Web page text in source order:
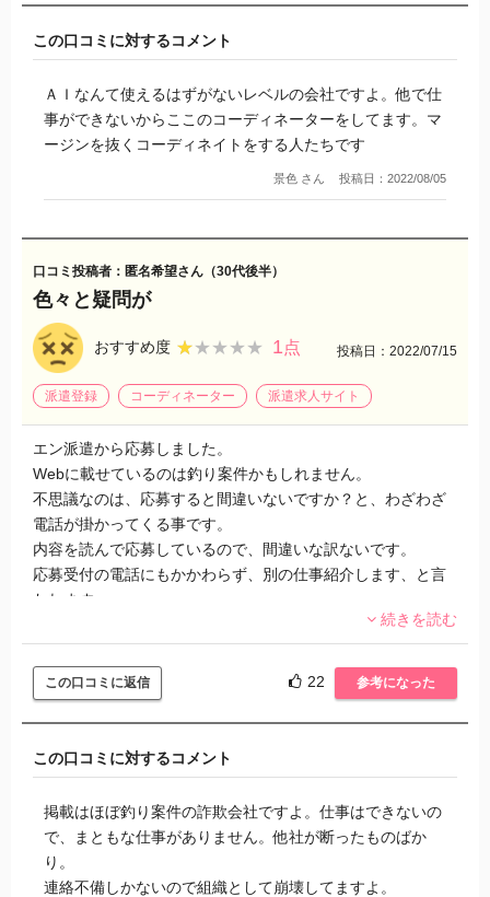
この口コミに対するコメント
ＡＩなんて使えるはずがないレベルの会社ですよ。他で仕
事ができないからここのコーディネーターをしてます。マ
ージンを抜くコーディネイトをする人たちです
景色 さん 投稿日：2022/08/05
口コミ投稿者：匿名希望さん（30代後半）
色々と疑問が
おすすめ度 ★★★★★
★★★★★ 1点 投稿日：2022/07/15
派遣登録 コーディネーター 派遣求人サイト
エン派遣から応募しました。
Webに載せているのは釣り案件かもしれません。
不思議なのは、応募すると間違いないですか？と、わざわざ
電話が掛かってくる事です。
内容を読んで応募しているので、間違いな訳ないです。
応募受付の電話にもかかわらず、別の仕事紹介します、と言
われます。
と言う事は、私が応募した仕事はないの？と思ってしまいま
す。
無駄にしつこく電話してくる割には、保留と、確認してかけ
直します、が多く、何が目的なのか本当に意味不明です。
暇なんだな、容量悪いな、仕事出来ないな、と言う印象で
す。
続きを読む
この口コミに返信 22 参考になった
この口コミに対するコメント
掲載はほぼ釣り案件の詐欺会社ですよ。仕事はできないの
で、まともな仕事がありません。他社が断ったものばか
り。
連絡不備しかないので組織として崩壊してますよ。